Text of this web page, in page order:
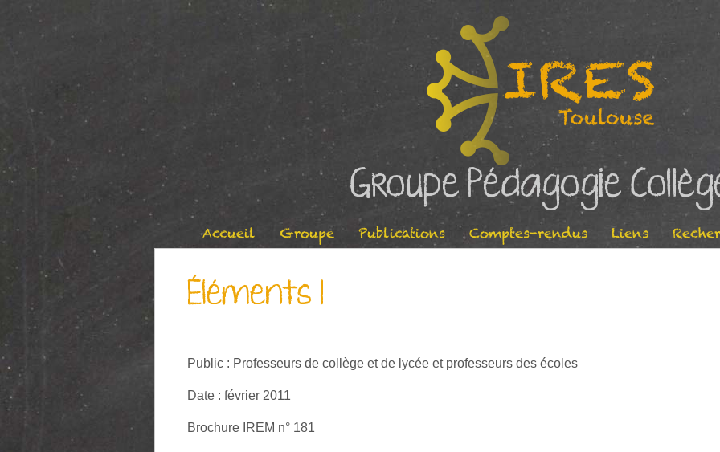
Groupe Pédagogie
Accueil Groupe Publications Comptes-rendus Liens
Éléments 1
Public : Professeurs de collège et de lycée et professeurs des écoles
Date : février 2011
Brochure IREM n° 181